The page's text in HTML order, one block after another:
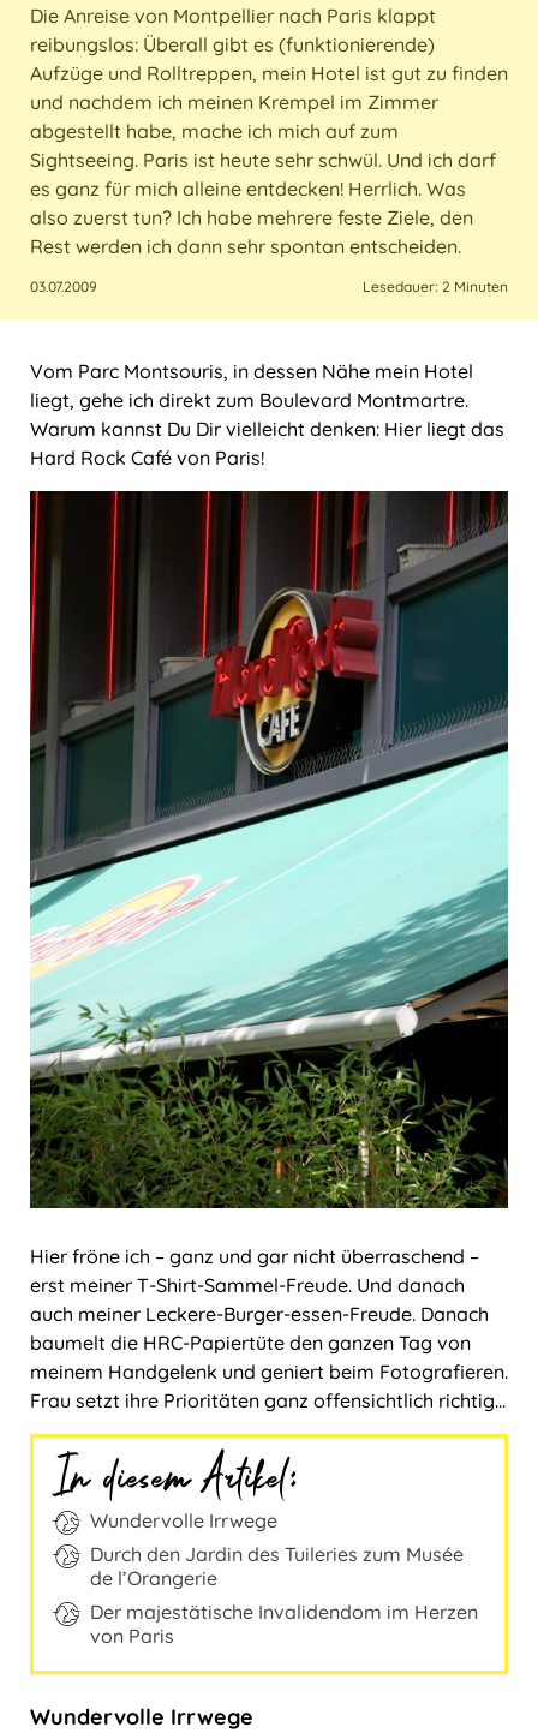
Italien
Kroatien
Malta
Österreich
Portugal
Schweiz
Spanien
Türkei
Ungarn
Sri Lanka
Taiwan
Thailand
USA
Marokko
Die Anreise von Montpellier nach Paris klappt
reibungslos: Überall gibt es (funktionierende)
Aufzüge und Rolltreppen, mein Hotel ist gut zu finden
und nachdem ich meinen Krempel im Zimmer
abgestellt habe, mache ich mich auf zum
Sightseeing. Paris ist heute sehr schwül. Und ich darf
es ganz für mich alleine entdecken! Herrlich. Was
also zuerst tun? Ich habe mehrere feste Ziele, den
Rest werden ich dann sehr spontan entscheiden.
03.07.2009 Lesedauer: 2 Minuten
Vom Parc Montsouris, in dessen Nähe mein Hotel
liegt, gehe ich direkt zum Boulevard Montmartre.
Warum kannst Du Dir vielleicht denken: Hier liegt das
Hard Rock Café von Paris!
Hier fröne ich ‒ ganz und gar nicht überraschend ‒
erst meiner T-Shirt-Sammel-Freude. Und danach
auch meiner Leckere-Burger-essen-Freude. Danach
baumelt die HRC-Papiertüte den ganzen Tag von
meinem Handgelenk und geniert beim Fotografieren.
Frau setzt ihre Prioritäten ganz offensichtlich richtig…
In diesem Artikel:
Wundervolle Irrwege
Durch den Jardin des Tuileries zum Musée
de l’Orangerie
Der majestätische Invalidendom im Herzen
von Paris
Wundervolle Irrwege